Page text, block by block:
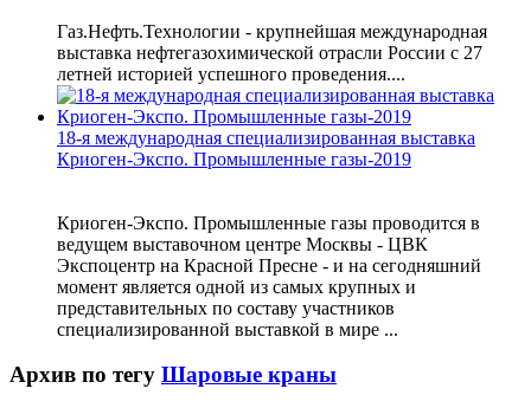
Газ.Нефть.Технологии - крупнейшая международная
выставка нефтегазохимической отрасли России с 27
летней историей успешного проведения....
18-я международная специализированная выставка
Криоген-Экспо. Промышленные газы-2019
Криоген-Экспо. Промышленные газы проводится в
ведущем выставочном центре Москвы - ЦВК
Экспоцентр на Красной Пресне - и на сегодняшний
момент является одной из самых крупных и
представительных по составу участников
специализированной выставкой в мире ...
Архив по тегу Шаровые краны